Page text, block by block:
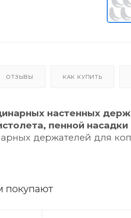
ОТЗЫВЫ КАК КУПИТЬ
настенных
пенной
держателей для
угловых трубок будет
эти вещи валялись
малого размера крючок
покупают